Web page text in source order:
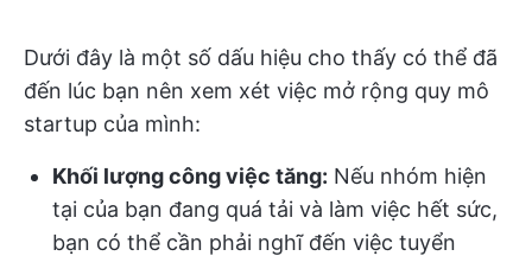
Dưới đây là một số dấu hiệu cho thấy có thể đã
đến lúc bạn nên xem xét việc mở rộng quy mô
startup của mình:
Khối lượng công việc tăng: Nếu nhóm hiện
tại của bạn đang quá tải và làm việc hết sức,
bạn có thể cần phải nghĩ đến việc tuyển